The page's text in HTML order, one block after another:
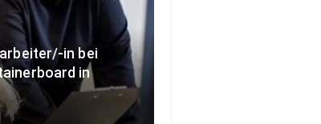
in bei
in